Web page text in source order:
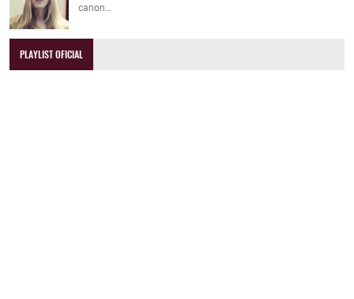
canon…
PLAYLIST OFICIAL